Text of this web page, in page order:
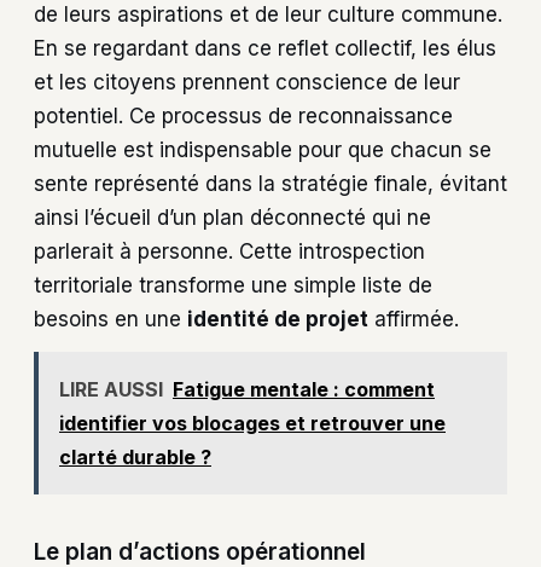
de leurs aspirations et de leur culture commune.
En se regardant dans ce reflet collectif, les élus
et les citoyens prennent conscience de leur
potentiel. Ce processus de reconnaissance
mutuelle est indispensable pour que chacun se
sente représenté dans la stratégie finale, évitant
ainsi l’écueil d’un plan déconnecté qui ne
parlerait à personne. Cette introspection
territoriale transforme une simple liste de
besoins en une identité de projet affirmée.
LIRE AUSSI Fatigue mentale : comment
identifier vos blocages et retrouver une
clarté durable ?
Le plan d’actions opérationnel